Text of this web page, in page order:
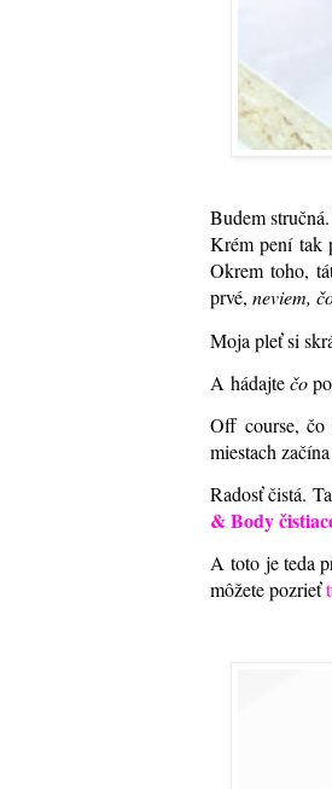
Budem
Krém pení tak
Okrem toho,
prvé, neviem,
Moja pleť si
A hádajtečo
Off course,
miestach
Radosť čistá.
& Body
A toto je teda
môžete pozrieť